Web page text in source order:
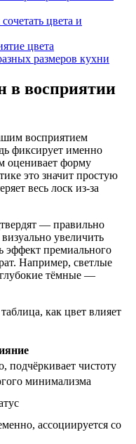
цвета и
цвета
размеров кухни
в восприятии
восприятием
фиксирует именно
оценивает форму
это значит простую
весь лоск из-за
— правильно
увеличить
эффект премиального
Например, светлые
глубокие тёмные —
как цвет влияет
подчёркивает чистоту
минимализма
ассоциируется со